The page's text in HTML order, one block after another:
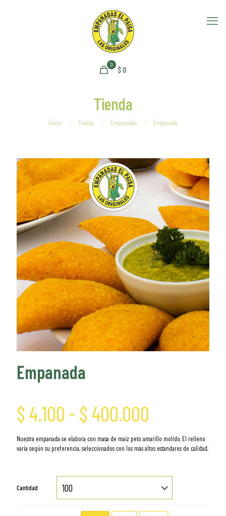
0
$ 0
Tienda
Inicio Tienda Empanadas Empanada
Empanada
$ 4.100 - $ 400.000
de
precios:
desde
$ 4.100
Nuestra empanada se elabora con masa de maíz peto amarillo molido. El relleno
varía según su preferencia, seleccionados con los más altos estandares de calidad.
Cantidad